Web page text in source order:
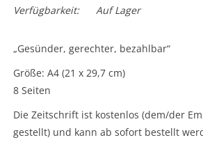
Verfügbarkeit:
Auf Lager
„Gesünder, gerechter, bezahlbar“
Größe: A4 (21 x 29,7 cm)
8 Seiten
Die Zeitschrift ist kostenlos (dem/der
gestellt) und kann ab sofort bestellt